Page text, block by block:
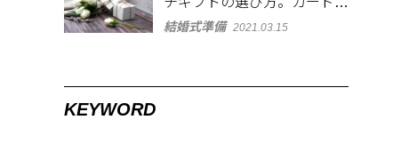
添えて感謝を表現
結婚式準備 2021.03.15
KEYWORD